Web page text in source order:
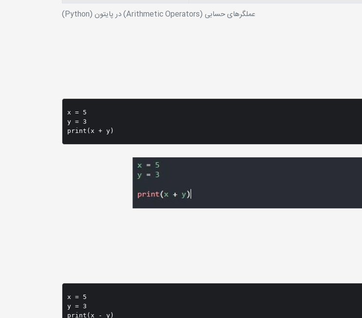
عملگرهای حسابی (Arithmetic Operators) در پایتون (Python)
x = 5
y = 3
x = 5
y = 3